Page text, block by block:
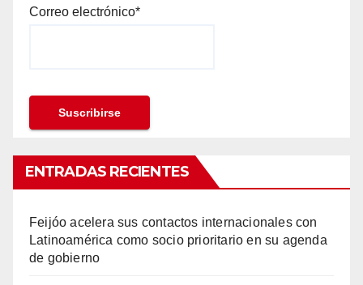
Correo electrónico*
ENTRADAS RECIENTES
Feijóo acelera sus contactos internacionales con
Latinoamérica como socio prioritario en su agenda
de gobierno